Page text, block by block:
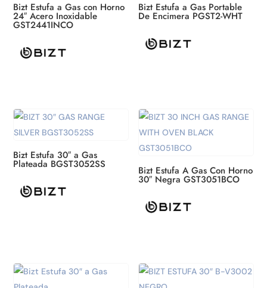
Bizt Estufa a Gas con Horno
24″ Acero Inoxidable
GST2441INCO
Bizt Estufa a Gas Portable
De Encimera PGST2-WHT
Bizt Estufa 30″ a Gas
Plateada BGST3052SS Bizt Estufa A Gas Con Horno
30″ Negra GST3051BCO